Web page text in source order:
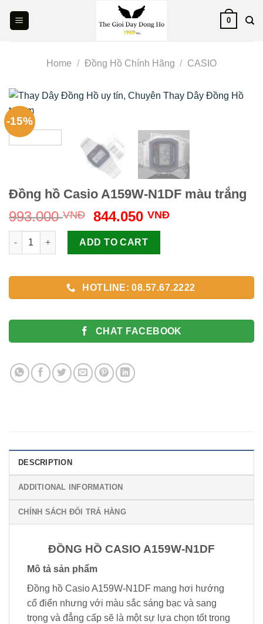
0
Home / Đồng Hồ Chính Hãng / CASIO
-15%
Đồng hồ Casio A159W-N1DF màu trắng
993.000VNĐ
Original
price
was:
993.000 VNĐ.
844.050VNĐCurrent
Đồng hồ Casio A159W-N1DF màu trắng quantity
ADD TO CART
HOTLINE: 08.57.67.2222
CHAT FACEBOOK
DESCRIPTION
ADDITIONAL INFORMATION
CHÍNH SÁCH ĐỔI TRẢ HÀNG
ĐỒNG HỒ CASIO A159W-N1DF
Mô tả sản phẩm
Đồng hồ Casio A159W-N1DF mang hơi hướng
cổ điển nhưng với màu sắc sáng bạc và sang
trọng và đẳng cấp sẽ là một sự lựa chọn tốt trong